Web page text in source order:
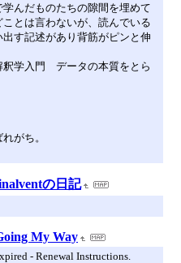
んだものたちの隙間を埋めて
とは言わないが、読んでいる
す記述があり背筋がピンと伸
釈学入門 データの本質をとら
がち。
の日記
My Way
- Renewal Instructions.